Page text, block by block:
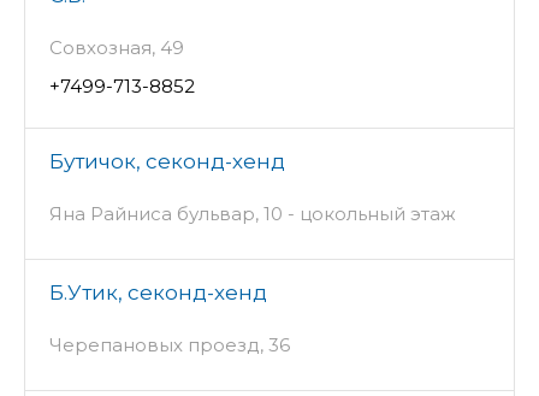
Совхозная, 49
+7499-713-8852
Бутичок, секонд-хенд
Яна Райниса бульвар, 10 - цокольный этаж
Б.Утик, секонд-хенд
Черепановых проезд, 36